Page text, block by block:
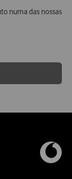
numa das nossas